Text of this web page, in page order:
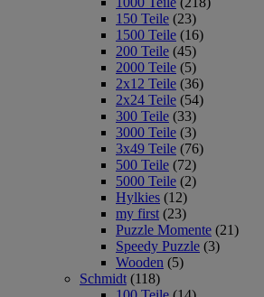
150 Teile (23)
1500 Teile (16)
200 Teile (45)
2000 Teile (5)
2x12 Teile (36)
2x24 Teile (54)
300 Teile (33)
3000 Teile (3)
3x49 Teile (76)
500 Teile (72)
5000 Teile (2)
Hylkies (12)
my first (23)
Puzzle Momente (21)
Speedy Puzzle (3)
Wooden (5)
Schmidt (118)